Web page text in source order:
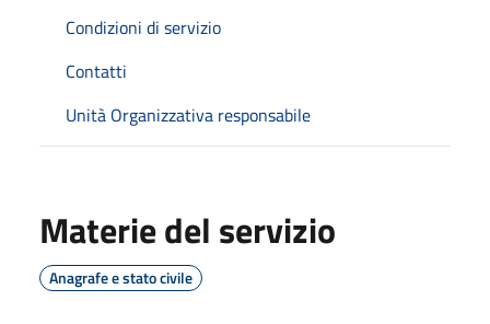
Condizioni di servizio
Contatti
Unità Organizzativa responsabile
Materie del servizio
Anagrafe e stato civile